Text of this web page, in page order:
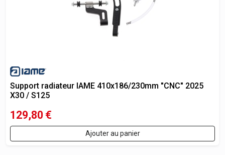
Support radiateur IAME 410x186/230mm "CNC" 2025
X30 / S125
129,80 €
Ajouter au panier